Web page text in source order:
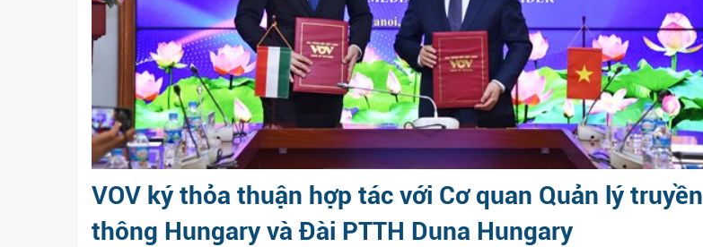
VOV ký thỏa thuận hợp tác với Cơ quan Quản lý truyền
thông Hungary và Đài PTTH Duna Hungary